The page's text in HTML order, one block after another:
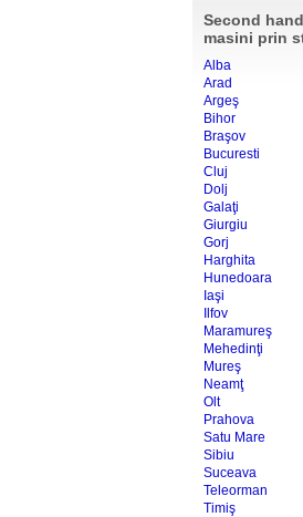
Second
masini prin
Alba
Arad
Argeş
Bihor
Braşov
Bucuresti
Cluj
Dolj
Galaţi
Giurgiu
Gorj
Harghita
Hunedoara
Iaşi
Ilfov
Maramureş
Mehedinţi
Mureş
Neamţ
Olt
Prahova
Satu Mare
Sibiu
Suceava
Teleorman
Timiş